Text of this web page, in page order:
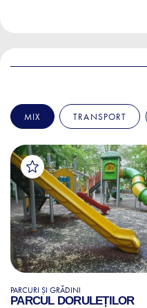
MIX TRANSPORT
PARCURI ȘI GRĂDINI
PARCUL DORULEȚILOR